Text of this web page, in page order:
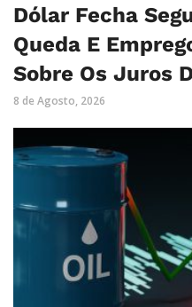
Dólar Fecha
Queda E
Sobre Os Juros
8 de Agosto, 2026